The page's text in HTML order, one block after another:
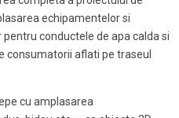
echipamentelor si
conductele de apa calda si
consumatorii aflati pe traseul
cu amplasarea